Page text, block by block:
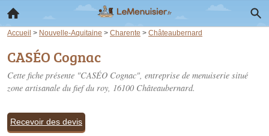
Accueil > Nouvelle-Aquitaine > Charente > Châteaubernard
CASÉO Cognac
Cette fiche présente "CASÉO Cognac", entreprise de menuiserie situé
zone artisanale du fief du roy, 16100 Châteaubernard.
Recevoir des devis